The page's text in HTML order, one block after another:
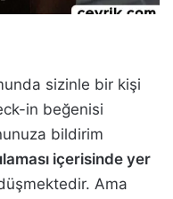
sizinle bir kişi
in beğenisi
bildirim
içerisinde yer
Ama